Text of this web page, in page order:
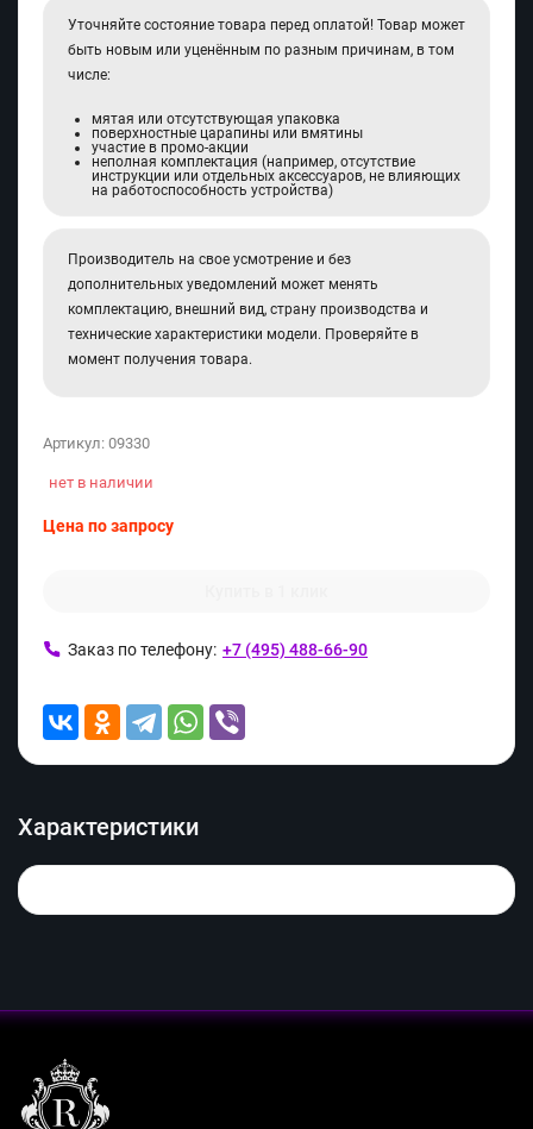
Уточняйте состояние товара перед оплатой! Товар может
быть новым или уценённым по разным причинам, в том
числе:
мятая или отсутствующая упаковка
поверхностные царапины или вмятины
участие в промо-акции
неполная комплектация (например, отсутствие
инструкции или отдельных аксессуаров, не влияющих
на работоспособность устройства)
Производитель на свое усмотрение и без
дополнительных уведомлений может менять
комплектацию, внешний вид, страну производства и
технические характеристики модели. Проверяйте в
момент получения товара.
Артикул: 09330
нет в наличии
Цена по запросу
Заказ по телефону: +7 (495) 488-66-90
Характеристики